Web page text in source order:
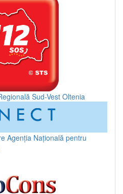
Sud-Vest Oltenia
Agenția Națională pentru